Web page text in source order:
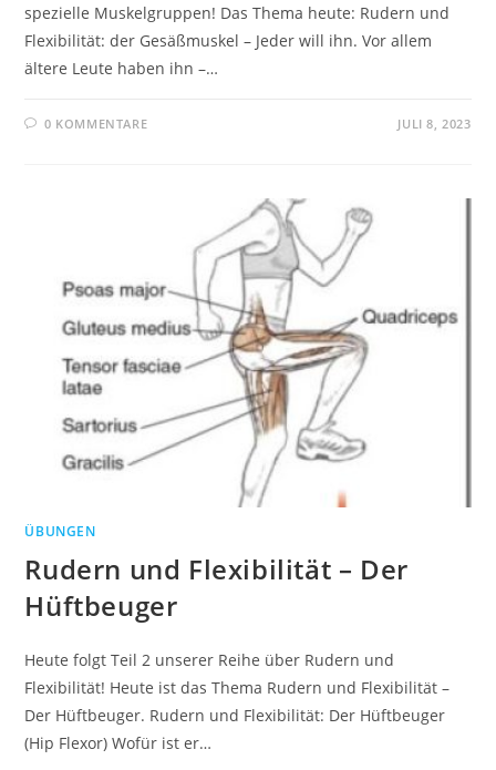
spezielle Muskelgruppen! Das Thema heute: Rudern und
Flexibilität: der Gesäßmuskel – Jeder will ihn. Vor allem
ältere Leute haben ihn –…
0 KOMMENTARE JULI 8, 2023
ÜBUNGEN
Rudern und Flexibilität – Der
Hüftbeuger
Heute folgt Teil 2 unserer Reihe über Rudern und
Flexibilität! Heute ist das Thema Rudern und Flexibilität –
Der Hüftbeuger. Rudern und Flexibilität: Der Hüftbeuger
(Hip Flexor) Wofür ist er…